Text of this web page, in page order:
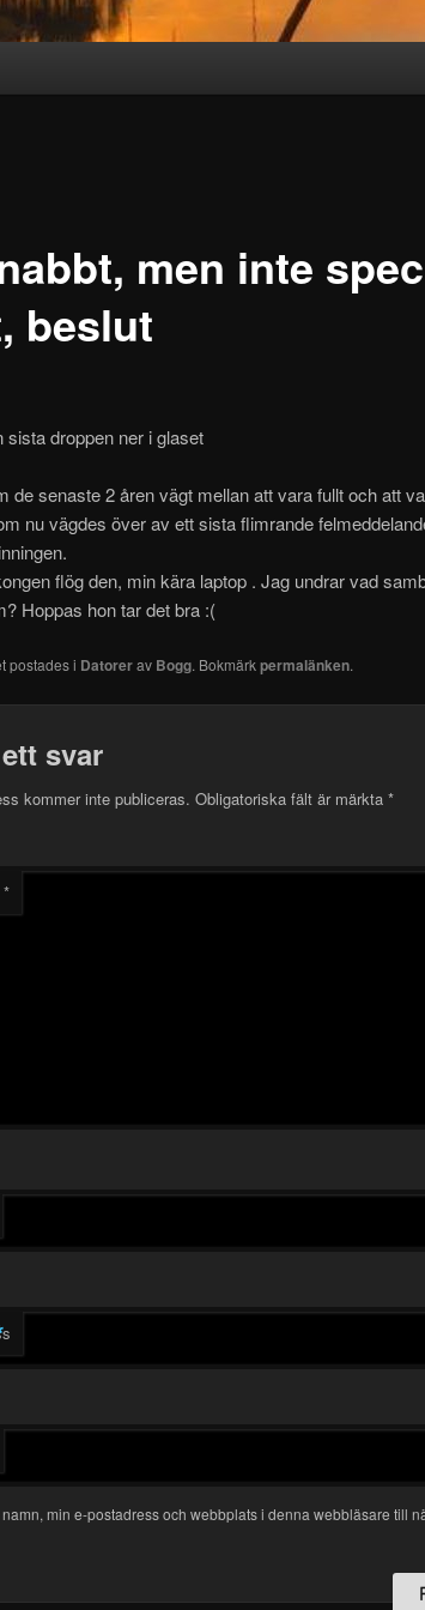
men inte
beslut
sista droppen ner i glaset
de senaste 2 åren vägt mellan att vara fullt och att
nu vägdes över av ett sista flimrande
flög den, min kära laptop . Jag undrar vad
Hoppas hon tar det bra :(
postades i Datorerav Bogg. Bokmärkpermalänken.
svar
kommer inte publiceras. Obligatoriska fält är märkta *
*
min e-postadress och webbplats i denna webbläsare till